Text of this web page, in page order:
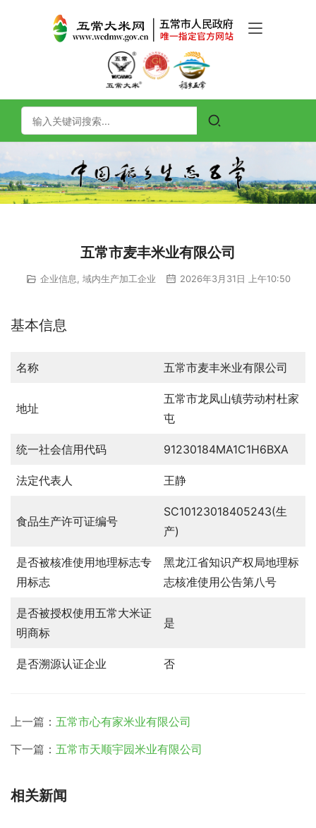
五常市麦丰米业有限公司
企业信息 域内生产加工企业 2026年3月31日 上午10:50
基本信息
名称 五常市麦丰米业有限公司
地址
五常市龙凤山镇劳动村杜家
屯
统一社会信用代码 91230184MA1C1H6BXA
法定代表人 王静
食品生产许可证编号
SC10123018405243(生
产)
是否被核准使用地理标志专
用标志
黑龙江省知识产权局地理标
志核准使用公告第八号
是否被授权使用五常大米证
明商标
是
是否溯源认证企业 否
上一篇： 五常市心有家米业有限公司
下一篇： 五常市天顺宇园米业有限公司
相关新闻